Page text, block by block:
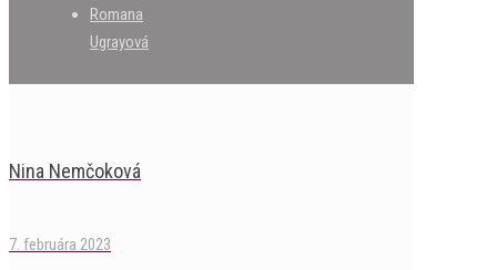
Romana
Ugrayová
Nina Nemčoková
7. februára 2023